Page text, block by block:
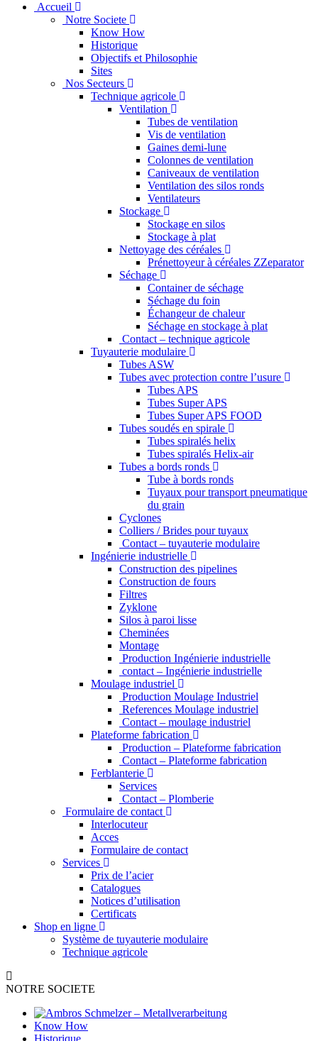
Accueil
Notre Societe
Know How
Historique
Objectifs et Philosophie
Sites
Nos Secteurs
Technique agricole
Ventilation
Tubes de ventilation
Vis de ventilation
Gaines demi-lune
Colonnes de ventilation
Caniveaux de ventilation
Ventilation des silos ronds
Ventilateurs
Stockage
Stockage en silos
Stockage à plat
Nettoyage des céréales
Prénettoyeur à céréales ZZeparator
Séchage
Container de séchage
Séchage du foin
Échangeur de chaleur
Séchage en stockage à plat
Contact – technique agricole
Tuyauterie modulaire
Tubes ASW
Tubes avec protection contre l’usure
Tubes APS
Tubes Super APS
Tubes Super APS FOOD
Tubes soudés en spirale
Tubes spiralés helix
Tubes spiralés Helix-air
Tubes a bords ronds
Tube à bords ronds
Tuyaux pour transport pneumatique
du grain
Cyclones
Colliers / Brides pour tuyaux
Contact – tuyauterie modulaire
Ingénierie industrielle
Construction des pipelines
Construction de fours
Filtres
Zyklone
Silos à paroi lisse
Cheminées
Montage
Production Ingénierie industrielle
contact – Ingénierie industrielle
Moulage industriel
Production Moulage Industriel
References Moulage industriel
Contact – moulage industriel
Plateforme fabrication
Production – Plateforme fabrication
Contact – Plateforme fabrication
Ferblanterie
Services
Contact – Plomberie
Formulaire de contact
Interlocuteur
Acces
Formulaire de contact
Services
Prix de l’acier
Catalogues
Notices d’utilisation
Certificats
Shop en ligne
Système de tuyauterie modulaire
Technique agricole
NOTRE SOCIETE
Know How
Historique